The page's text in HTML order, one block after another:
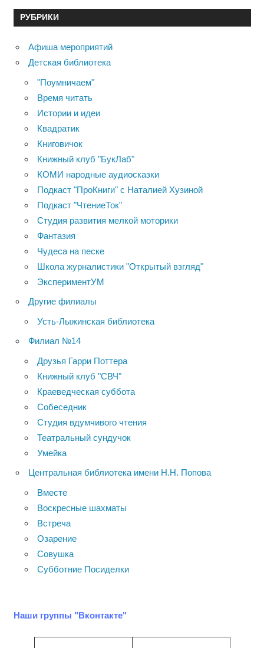
РУБРИКИ
Афиша мероприятий
Детская библиотека
"Поумничаем"
Время читать
Истории и идеи
Квадратик
Книговичок
Книжный клуб "БукЛаб"
КОМИ народные аудиосказки
Подкаст "ПроКниги" с Наталией Хузиной
Подкаст "ЧтениеТок"
Студия развития мелкой моторики
Фантазия
Чудеса на песке
Школа журналистики "Открытый взгляд"
ЭкспериментУМ
Другие филиалы
Усть-Лыжинская библиотека
Филиал №14
Друзья Гарри Поттера
Книжный клуб "СВЧ"
Краеведческая суббота
Собеседник
Студия вдумчивого чтения
Театральный сундучок
Умейка
Центральная библиотека имени Н.Н. Попова
Вместе
Воскресные шахматы
Встреча
Озарение
Совушка
Субботние Посиделки
Наши группы "Вконтакте"